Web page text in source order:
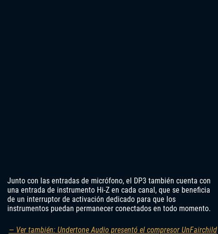
Junto con las entradas de micrófono, el DP3 también cuenta con
una entrada de instrumento Hi-Z en cada canal, que se beneficia
de un interruptor de activación dedicado para que los
instrumentos puedan permanecer conectados en todo momento.
— Ver también: Undertone Audio presentó el compresor UnFairchild